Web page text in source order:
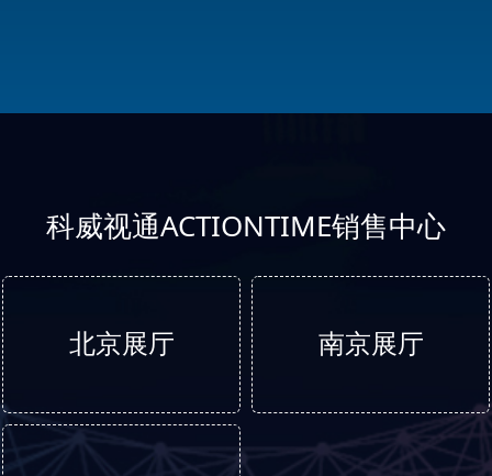
科威视通ACTIONTIME销售中心
北京展厅 南京展厅